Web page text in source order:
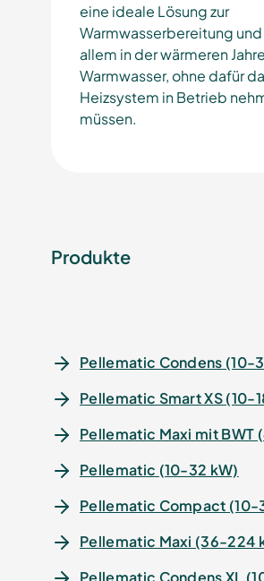
eine ideale Lösung zur
Warmwasserbereitung
allem in der wärmeren
Warmwasser, ohne dafür
Heizsystem in Betrieb
müssen.
Produkte
Pellematic Condens (10-
Pellematic Smart XS (10-
Pellematic Maxi mit BWT
Pellematic (10-32 kW)
Pellematic Compact (10-
Pellematic Maxi (36-224
Pellematic Condens XL